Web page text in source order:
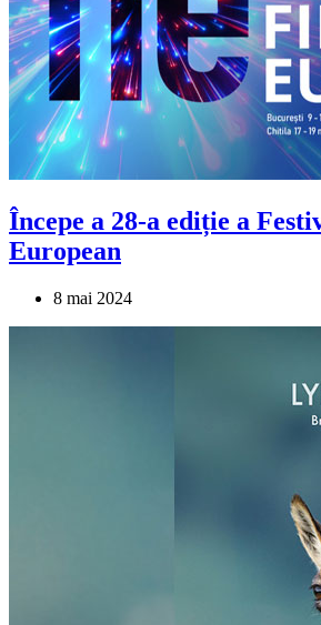
Începe a 28-a ediție a
European
8 mai 2024